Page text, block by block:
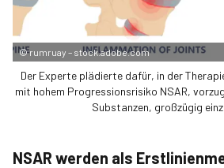
©rumruay – stock.adobe.com
Der Experte plädierte dafür, in der
mit hohem Progressionsrisiko NSAR,
Substanzen, großzügig
NSAR werden als